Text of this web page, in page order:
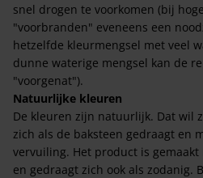
snel drogen te voorkomen (bij
"voorbranden" eveneens een
hetzelfde kleurmengsel met veel
dunne waterige mengsel kan de
"voorgenat").
Natuurlijke kleuren
De kleuren zijn natuurlijk. Dat wil
zich als de baksteen gedraagt en
vervuiling. Het product is
en gedraagt zich ook als zodanig.